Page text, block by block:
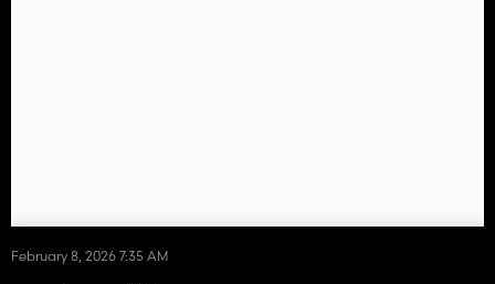
February 8, 2026 7:35 AM